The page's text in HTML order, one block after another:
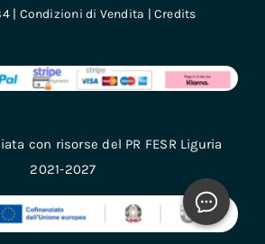
| Condizioni di Vendita | Credits
con risorse del PR FESR Liguria
2021-2027